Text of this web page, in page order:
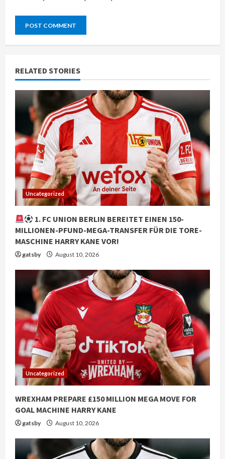
RELATED STORIES
Uncategorized
1. FC UNION BERLIN BEREITET EINEN 150-
MILLIONEN-PFUND-MEGA-TRANSFER FÜR DIE TORE-
MASCHINE HARRY KANE VOR!
gatsby August 10, 2026
Uncategorized
WREXHAM PREPARE £150 MILLION MEGA MOVE FOR
GOAL MACHINE HARRY KANE
gatsby August 10, 2026